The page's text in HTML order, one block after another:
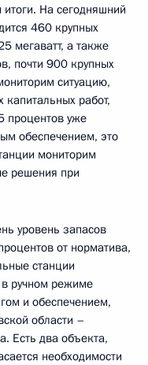
На сегодняшний
460 крупных
мегаватт, а также
почти 900 крупных
ситуацию,
работ,
процентов уже
обеспечением, это
мониторим
решения при
уровень запасов
от норматива,
станции
ручном режиме
и обеспечением,
области –
Есть два объекта,
необходимости